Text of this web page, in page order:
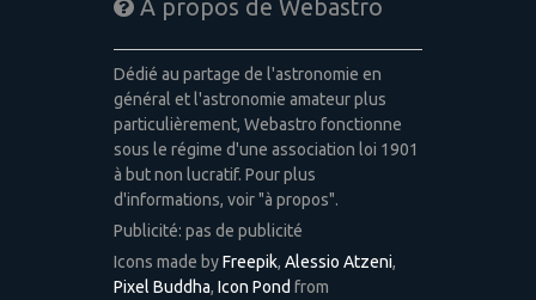
A propos de Webastro
Dédié au partage de l'astronomie en
général et l'astronomie amateur plus
particulièrement, Webastro fonctionne
sous le régime d'une association loi 1901
à but non lucratif. Pour plus
d'informations, voir "à propos".
Publicité: pas de publicité
Icons made byFreepik, Alessio Atzeni,
Pixel Buddha, Icon Pond from